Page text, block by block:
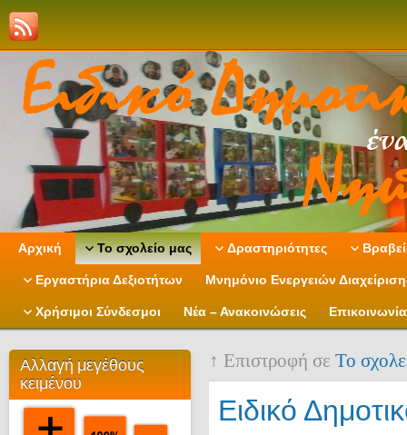
Αρχική Το σχολείο μας Δραστηριότητες
Εργαστήρια Δεξιοτήτων Μνημόνιο Ενεργειών
Χρήσιμοι Σύνδεσμοι Νέα – Ανακοινώσεις Επικοινωνία
Αλλαγή μεγέθους
κειμένου
↑ Επιστροφή σε Το
Ειδικό